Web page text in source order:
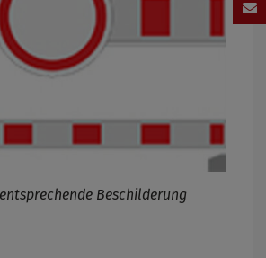
Beschilderung